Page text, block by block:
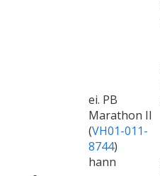
ei. PB
Marathon II
(VH01-011-
8744)
hann